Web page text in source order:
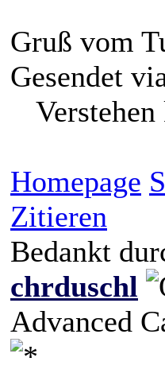
Gruß vom
Gesendet
Homepage
Zitieren
Bedankt
chrduschl
Advanced